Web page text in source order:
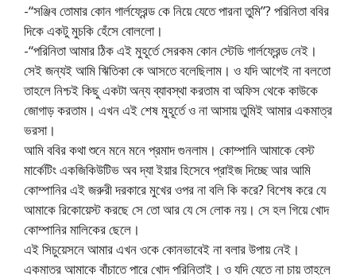
-“সঞ্জিব তোমার কোন গার্লফ্রেন্ড কে নিয়ে যেতে পারনা তুমি”? পরিনিতা ববির
দিকে একটু মুচকি হেঁসে বোললো।
-“পরিনিতা আমার ঠিক এই মুহূর্তে সেরকম কোন স্টেডি গার্লফ্রেন্ড নেই।
সেই জন্যই আমি ঋিতিকা কে আসতে বলেছিলাম। ও যদি আগেই না বলতো
তাহলে নিশ্চই কিছু একটা অন্য ব্যাবস্থা করতাম বা অফিস থেকে কাউকে
জোগাড় করতাম। এখন এই শেষ মুহূর্তে ও না আসায় তুমিই আমার একমাত্র
ভরসা।
আমি ববির কথা শুনে মনে মনে প্রমাদ গুনলাম। কোম্পানি আমাকে বেস্ট
মার্কেটিং একজিকিউটিভ অব দ্যা ইয়ার হিসেবে প্রাইজ দিচ্ছে আর আমি
কোম্পানির এই জরুরী দরকারে মুখের ওপর না বলি কি করে? বিশেষ করে যে
আমাকে রিকোয়েস্ট করছে সে তো আর যে সে লোক নয়। সে হল গিয়ে খোদ
কোম্পানির মালিকের ছেলে।
এই সিচুয়েসনে আমার এখন ওকে কোনভাবেই না বলার উপায় নেই।
একমাত্র আমাকে বাঁচাতে পারে খোদ পরিনিতাই। ও যদি যেতে না চায় তাহলে